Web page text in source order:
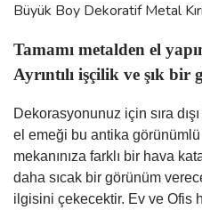
Büyük Boy Dekoratif Metal
Tamamı metalden el
Ayrıntılı işçilik ve şık
Dekorasyonunuz için sıra
el emeği bu antika
mekanınıza farklı bir hava
daha sıcak bir görünüm
ilgisini çekecektir. Ev ve Ofis